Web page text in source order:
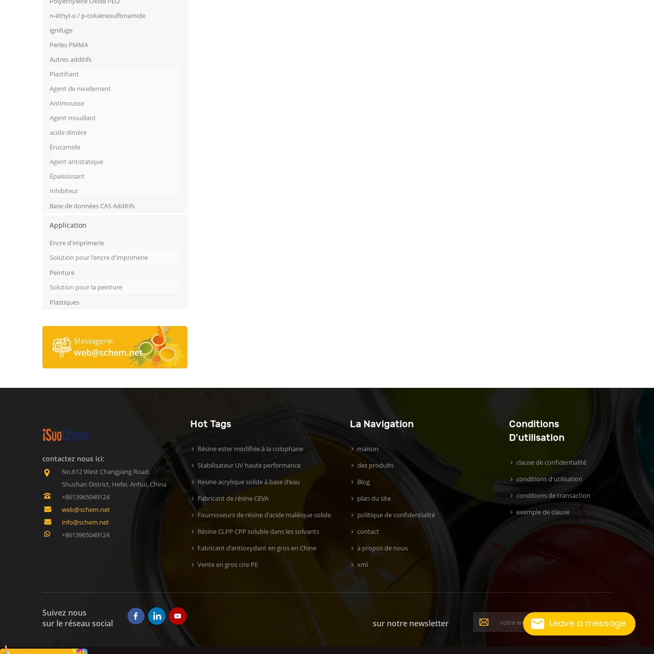
Leave a message
n-éthyl-o / p-toluènesulfonamide
ignifuge
Perles PMMA
Autres additifs
Plastifiant
Agent de nivellement
Antimousse
Agent mouillant
acide dimère
Érucamide
Agent antistatique
Épaississant
Inhibiteur
Base de données CAS Additifs
Application
Encre d'imprimerie
Solution pour l'encre d'imprimerie
Peinture
Solution pour la peinture
Plastiques
Messagerie:
web@schem.net
contactez nous ici:
No.612 West Changjiang Road,
Shushan District, Hefei, Anhui, China
+8613965049124
web@schem.net
info@schem.net
+8613965049124
Hot Tags
Résine ester modifiée à la colophane
Stabilisateur UV haute performance
Résine acrylique solide à base d'eau
Fabricant de résine CEVA
Fournisseurs de résine d'acide maléique solide
Résine CLPP CPP soluble dans les solvants
Fabricant d'antioxydant en gros en Chine
Vente en gros cire PE
La Navigation
maison
des produits
Blog
plan du site
politique de confidentialité
contact
à propos de nous
xml
Conditions
D'utilisation
clause de confidentialité
conditions d'utilisation
conditions de transaction
exemple de clause
Suivez nous
sur le réseau social
sur notre newsletter